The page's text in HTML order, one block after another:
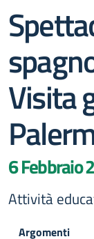
Visita
6 Febbraio
Attività
Argomenti